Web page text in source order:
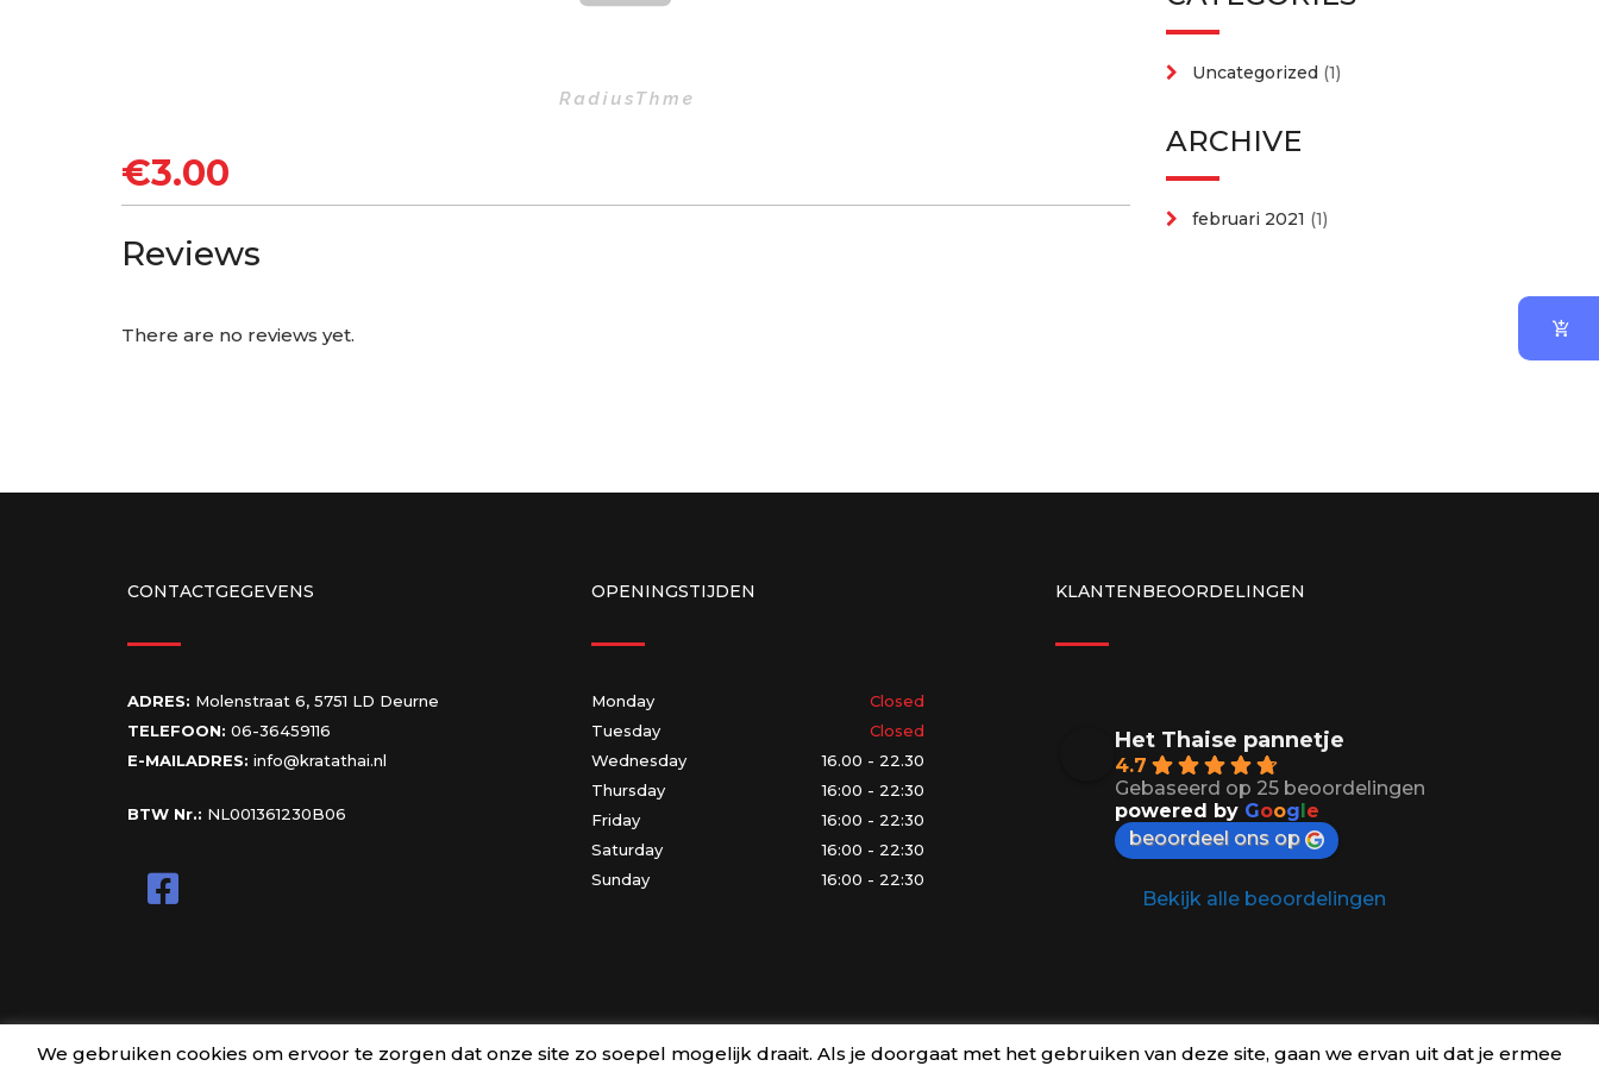
€3.00
Reviews
There are no reviews yet.
Uncategorized(1)
ARCHIVE
februari 2021 (1)
CONTACTGEGEVENS
ADRES: Molenstraat 6, 5751 LD Deurne
TELEFOON: 06-36459116
E-MAILADRES: info@kratathai.nl
BTW Nr.: NL001361230B06
OPENINGSTIJDEN
Monday
Closed
Tuesday
Closed
Wednesday
16.00 - 22.30
Thursday
16:00 - 22:30
Friday
16:00 - 22:30
Saturday
16:00 - 22:30
Sunday
16:00 - 22:30
KLANTENBEOORDELINGEN
Het Thaise pannetje
4.7
Gebaseerd op 25 beoordelingen
powered by Google
beoordeel ons op
Bekijk alle beoordelingen
We gebruiken cookies om ervoor te zorgen dat onze site zo soepel mogelijk draait. Als je doorgaat met het gebruiken van deze site, gaan we ervan uit dat je ermee